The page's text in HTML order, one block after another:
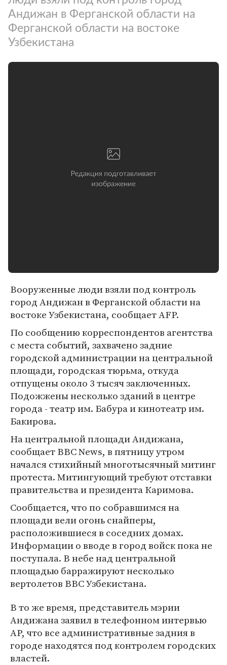
Андижан в Ферганской области на
Ферганской области на востоке
Узбекистана
Вооруженные люди взяли под контроль
город Андижан в Ферганской области на
востоке Узбекистана, сообщает AFP.
По сообщению корреспондентов агентства
с места событий, захвачено задние
городской администрации на центральной
площади, городская тюрьма, откуда
отпущены около 3 тысяч заключенных.
Подожжены несколько зданий в центре
города - театр им. Бабура и кинотеатр им.
Бакирова.
На центральной площади Андижана,
сообщает BBC News, в пятницу утром
начался стихийный многотысячный митинг
протеста. Митингующий требуют отставки
правительства и президента Каримова.
Сообщается, что по собравшимся на
площади вели огонь снайперы,
расположившиеся в соседних домах.
Информации о вводе в город войск пока не
поступала. В небе над центральной
площадью барражируют несколько
вертолетов ВВС Узбекистана.
В то же время, представитель мэрии
Андижана заявил в телефонном интервью
AP, что все административные задния в
городе находятся под контролем городских
властей.